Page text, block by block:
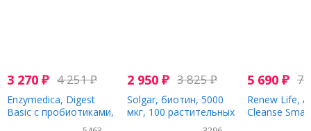
3 270 ₽ 4 251₽
Enzymedica, Digest
Basic с пробиотиками,
2 950 ₽ 3 825₽
Solgar, биотин, 5000
мкг, 100 растительных
5 690 ₽ 7
Renew Life,
Cleanse